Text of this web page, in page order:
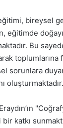
bireysel
eğitimde
Bu
toplumlarına
sorunlara
oluşturmaktadır.
bir katkı